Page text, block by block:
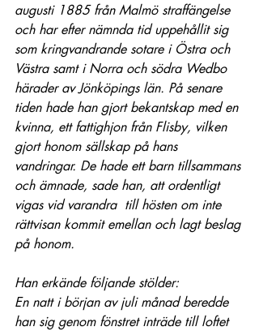
augusti 1885 från Malmö straffängelse
och har efter nämnda tid uppehållit sig
som kringvandrande sotare i Östra och
Västra samt i Norra och södra Wedbo
härader av Jönköpings län. På senare
tiden hade han gjort bekantskap med en
kvinna, ett fattighjon från Flisby, vilken
gjort honom sällskap på hans
vandringar. De hade ett barn tillsammans
och ämnade, sade han, att ordentligt
vigas vid varandra  till hösten om inte
rättvisan kommit emellan och lagt beslag
på honom.
Han erkände följande stölder:
En natt i början av juli månad beredde
han sig genom fönstret inträde till loftet